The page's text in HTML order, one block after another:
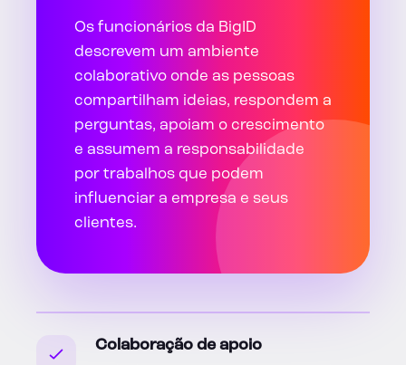
Os funcionários da BigID
descrevem um ambiente
colaborativo onde as pessoas
compartilham ideias, respondem a
perguntas, apoiam o crescimento
e assumem a responsabilidade
por trabalhos que podem
influenciar a empresa e seus
clientes.
Colaboração de apoio